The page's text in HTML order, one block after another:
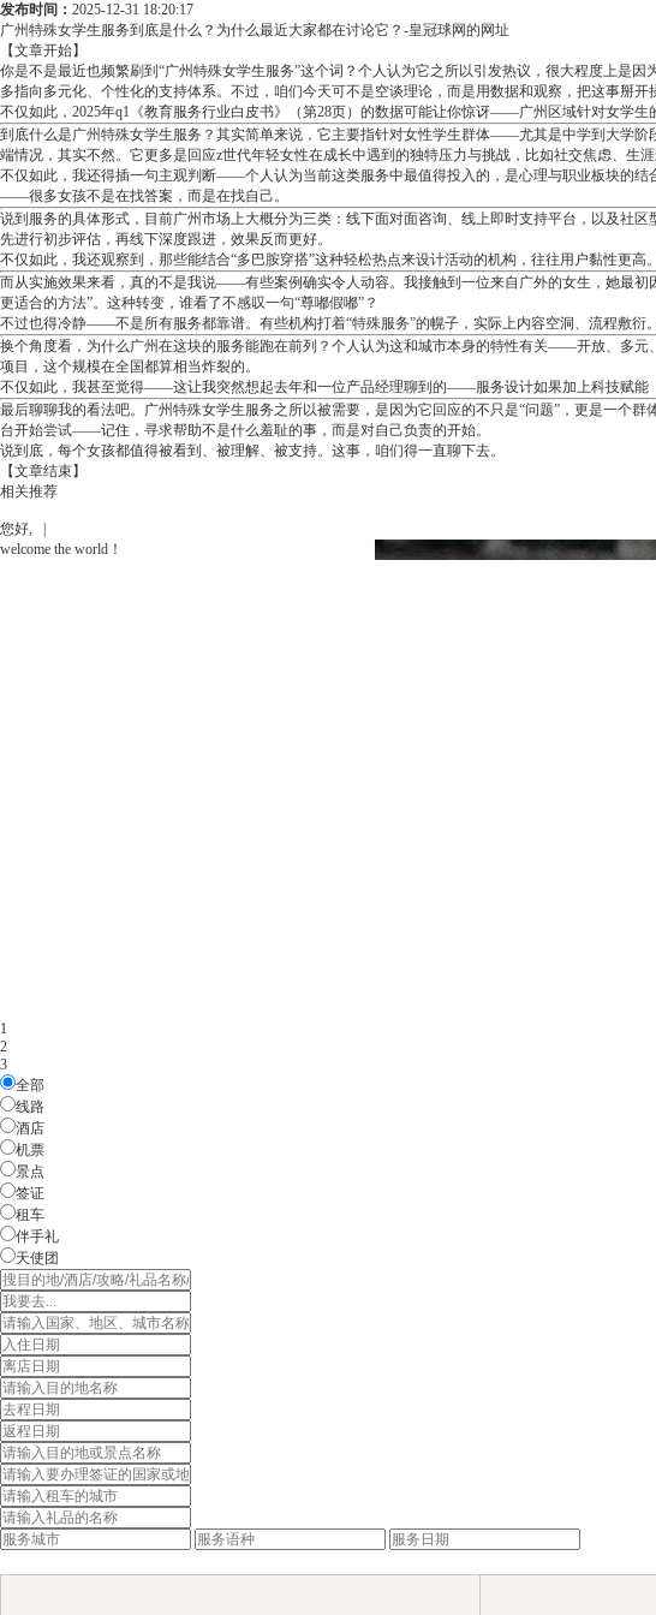
发布时间： 2025-12-31 18:20:17
广州特殊女学生服务到底是什么？为什么最近大家都在讨论它？-皇冠球网的网址
【文章开始】
你是不是最近也频繁刷到“广州特殊女学生服务”这个词？个人认为它之所以引发热议，很大程度上是
多指向多元化、个性化的支持体系。不过，咱们今天可不是空谈理论，而是用数据和观察，把这事掰开
不仅如此，2025年q1《教育服务行业白皮书》（第28页）的数据可能让你惊讶——广州区域针对女学
到底什么是广州特殊女学生服务？其实简单来说，它主要指针对女性学生群体——尤其是中学到大学
端情况，其实不然。它更多是回应z世代年轻女性在成长中遇到的独特压力与挑战，比如社交焦虑、生
不仅如此，我还得插一句主观判断——个人认为当前这类服务中最值得投入的，是心理与职业板块的结
——很多女孩不是在找答案，而是在找自己。
说到服务的具体形式，目前广州市场上大概分为三类：线下面对面咨询、线上即时支持平台，以及
先进行初步评估，再线下深度跟进，效果反而更好。
不仅如此，我还观察到，那些能结合“多巴胺穿搭”这种轻松热点来设计活动的机构，往往用户黏性更
而从实施效果来看，真的不是我说——有些案例确实令人动容。我接触到一位来自广外的女生，她最
更适合的方法”。这种转变，谁看了不感叹一句“尊嘟假嘟”？
不过也得冷静——不是所有服务都靠谱。有些机构打着“特殊服务”的幌子，实际上内容空洞、流程敷衍
换个角度看，为什么广州在这块的服务能跑在前列？个人认为这和城市本身的特性有关——开放、多
项目，这个规模在全国都算相当炸裂的。
不仅如此，我甚至觉得——这让我突然想起去年和一位产品经理聊到的——服务设计如果加上科技赋能
最后聊聊我的看法吧。广州特殊女学生服务之所以被需要，是因为它回应的不只是“问题”，更是一个
台开始尝试——记住，寻求帮助不是什么羞耻的事，而是对自己负责的开始。
说到底，每个女孩都值得被看到、被理解、被支持。这事，咱们得一直聊下去。
【文章结束】
相关推荐
您好, |
welcome the world！
1
2
3
全部
线路
酒店
机票
景点
签证
租车
伴手礼
天使团